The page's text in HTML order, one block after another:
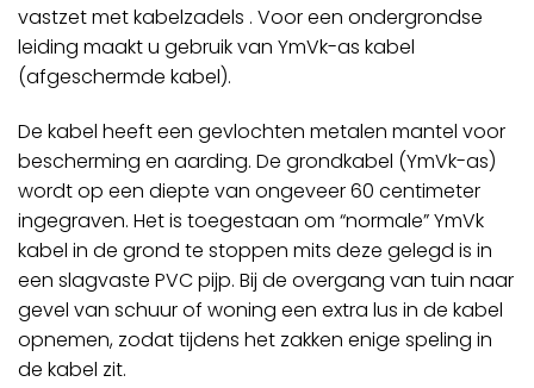
vastzet met kabelzadels . Voor een ondergrondse
leiding maakt u gebruik van YmVk-as kabel
(afgeschermde kabel).
De kabel heeft een gevlochten metalen mantel voor
bescherming en aarding. De grondkabel (YmVk-as)
wordt op een diepte van ongeveer 60 centimeter
ingegraven. Het is toegestaan om “normale” YmVk
kabel in de grond te stoppen mits deze gelegd is in
een slagvaste PVC pijp. Bij de overgang van tuin naar
gevel van schuur of woning een extra lus in de kabel
opnemen, zodat tijdens het zakken enige speling in
de kabel zit.